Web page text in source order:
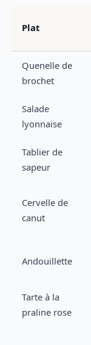
Plat
Quenelle de
brochet
Salade
lyonnaise
Tablier de
sapeur
Cervelle de
canut
Andouillette
Tarte à la
praline rose